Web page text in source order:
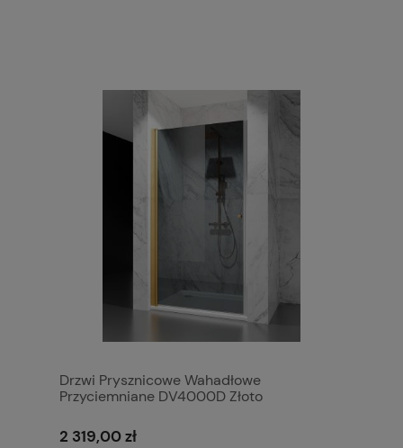
Drzwi Prysznicowe Wahadłowe
Przyciemniane DV4000D Złoto
2 319,00 zł